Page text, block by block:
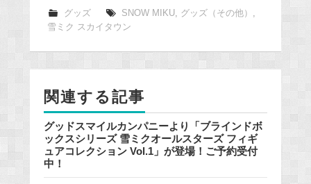
グッズ SNOW MIKU, グッズ（その他） ,
雪ミク スカイタウン
関連する記事
グッドスマイルカンパニーより「ブラインドボ
ックスシリーズ 雪ミクオールスターズ フィギ
ュアコレクション Vol.1」が登場！ご予約受付
中！